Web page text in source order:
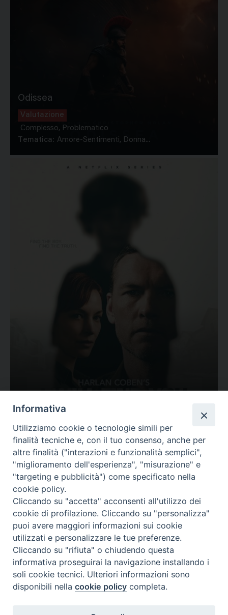
Odissea
Valutazione
Complesso, Problematico
Tematica: Amore-Sentimenti, Donna...
Valutazione
Complesso, Problematico
Tematica: Amore-Sentimenti, Carcere...
Contatti & Info
C.ne Aurelia, 50 – 00165 Roma
Contatti
Informativa
Utilizziamo cookie o tecnologie simili per
finalità tecniche e, con il tuo consenso, anche per
altre finalità ("interazioni e funzionalità semplici",
"miglioramento dell'esperienza", "misurazione" e
"targeting e pubblicità") come specificato nella
cookie policy.
Cliccando su "accetta" acconsenti all'utilizzo dei
cookie di profilazione. Cliccando su "personalizza"
puoi avere maggiori informazioni sui cookie
utilizzati e personalizzare le tue preferenze.
Cliccando su "rifiuta" o chiudendo questa
informativa proseguirai la navigazione installando i
soli cookie tecnici. Ulteriori informazioni sono
disponibili nellacookie policy completa.